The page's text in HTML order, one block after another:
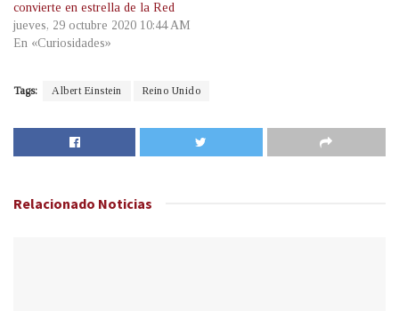
convierte en estrella de la Red
jueves, 29 octubre 2020 10:44 AM
En «Curiosidades»
Tags: Albert Einstein Reino Unido
Relacionado Noticias